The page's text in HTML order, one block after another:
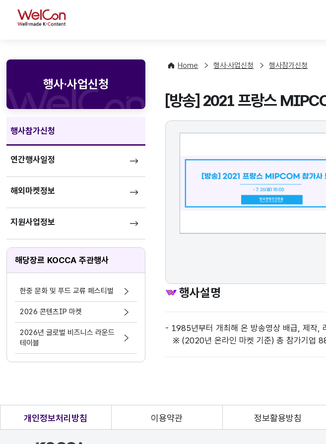
WelCon
행사·사업신청
행사참가신청
연간행사일정
해외마켓정보
지원사업정보
해당장르 KOCCA 주관행사
한중 문화 및 푸드 교류 페스티벌
2026 콘텐츠IP 마켓
2026년 글로벌 비즈니스 라운드
테이블
Home 행사·사업신청 행사참가신청
[방송] 2021 프랑스
행사설명
- 1985년부터 개최해 온 방송영상 배급, 제작,
※ (2020년 온라인 마켓 기준) 총 참가기업
개인정보처리방침 이용약관 정보활용방침